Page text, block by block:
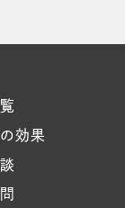
効果